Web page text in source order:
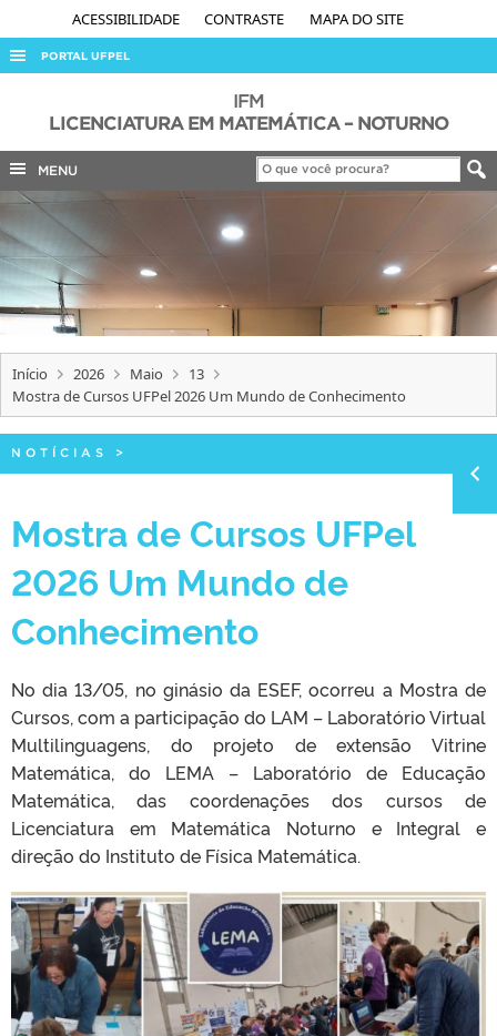
ACESSIBILIDADE CONTRASTE MAPA DO SITE
PORTAL UFPEL
AUDITORIA
COBALTO
CONCURSOS
EDITAIS
INTERNACIONAL
OUVIDORIA
PORTARIAS
TELEFONES
IFM
LICENCIATURA EM MATEMÁTICA – NOTURNO
MENU
CLMN2025
Início 2026 Maio
13
Mostra de Cursos UFPel 2026 Um Mundo de Conhecimento
NOTÍCIAS >
Mostra de Cursos UFPel
2026 Um Mundo de
Conhecimento
No dia 13/05, no ginásio da ESEF, ocorreu a Mostra de
Cursos, com a participação do LAM – Laboratório Virtual
Multilinguagens, do projeto de extensão Vitrine
Matemática, do LEMA – Laboratório de Educação
Matemática, das coordenações dos cursos de
Licenciatura em Matemática Noturno e Integral e
direção do Instituto de Física Matemática.